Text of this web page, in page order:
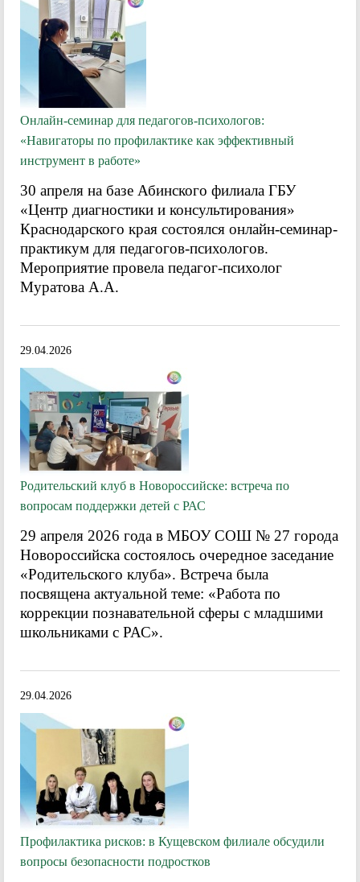
Онлайн-семинар для педагогов-психологов:
«Навигаторы по профилактике как эффективный
инструмент в работе»
30 апреля на базе Абинского филиала ГБУ
«Центр диагностики и консультирования»
Краснодарского края состоялся онлайн-семинар-
практикум для педагогов-психологов.
Мероприятие провела педагог-психолог
Муратова А.А.
29.04.2026
Родительский клуб в Новороссийске: встреча по
вопросам поддержки детей с РАС
29 апреля 2026 года в МБОУ СОШ № 27 города
Новороссийска состоялось очередное заседание
«Родительского клуба». Встреча была
посвящена актуальной теме: «Работа по
коррекции познавательной сферы с младшими
школьниками с РАС».
29.04.2026
Профилактика рисков: в Кущевском филиале обсудили
вопросы безопасности подростков